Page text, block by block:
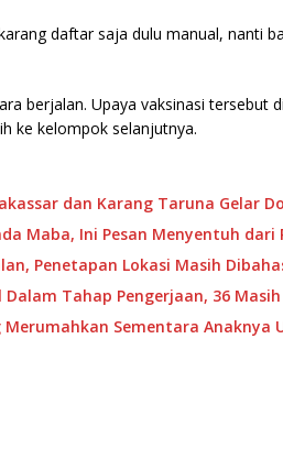
daftar saja dulu manual, nanti
berjalan. Upaya vaksinasi tersebut
ke kelompok selanjutnya.
dan Karang Taruna Gelar
Maba, Ini Pesan Menyentuh dari
Penetapan Lokasi Masih
Dalam Tahap Pengerjaan, 36
Sementara Anaknya